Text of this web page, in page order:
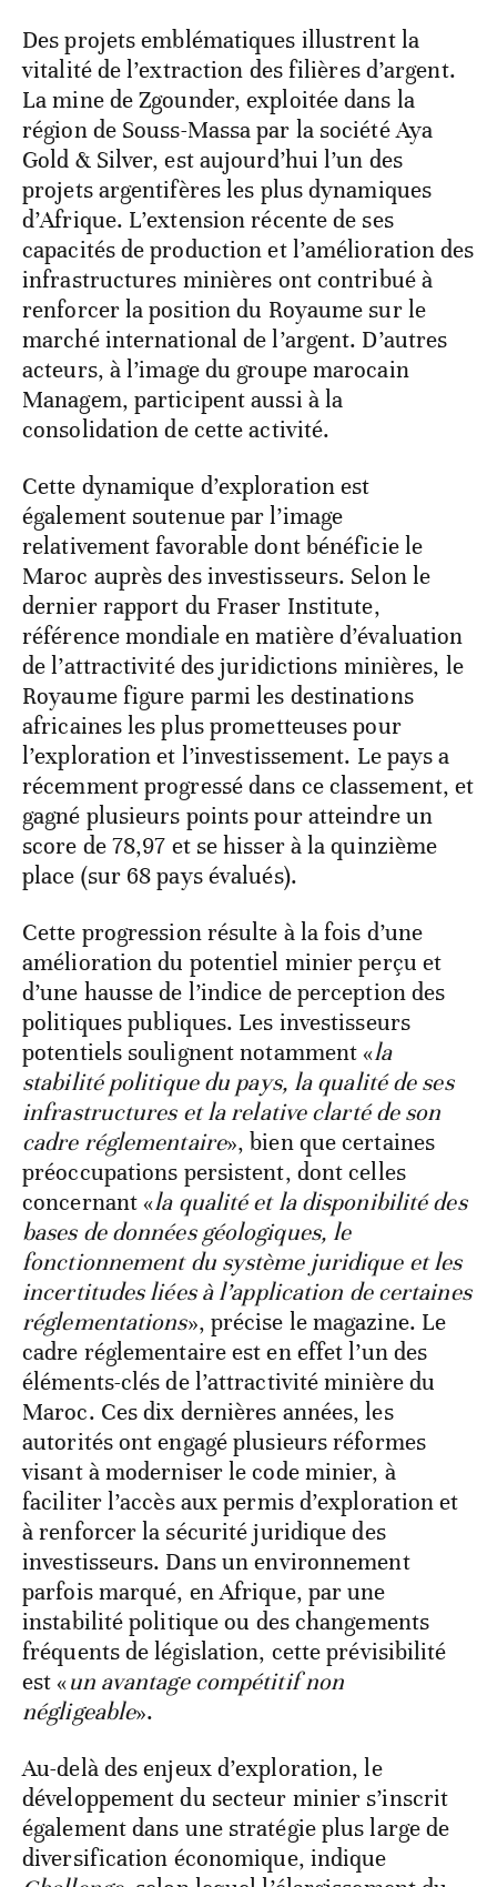
Des projets emblématiques illustrent la
vitalité de l’extraction des filières d’argent.
La mine de Zgounder, exploitée dans la
région de Souss-Massa par la société Aya
Gold & Silver, est aujourd’hui l’un des
projets argentifères les plus dynamiques
d’Afrique. L’extension récente de ses
capacités de production et l’amélioration des
infrastructures minières ont contribué à
renforcer la position du Royaume sur le
marché international de l’argent. D’autres
acteurs, à l’image du groupe marocain
Managem, participent aussi à la
consolidation de cette activité.
Cette dynamique d’exploration est
également soutenue par l’image
relativement favorable dont bénéficie le
Maroc auprès des investisseurs. Selon le
dernier rapport du Fraser Institute,
référence mondiale en matière d’évaluation
de l’attractivité des juridictions minières, le
Royaume figure parmi les destinations
africaines les plus prometteuses pour
l’exploration et l’investissement. Le pays a
récemment progressé dans ce classement, et
gagné plusieurs points pour atteindre un
score de 78,97 et se hisser à la quinzième
place (sur 68 pays évalués).
Cette progression résulte à la fois d’une
amélioration du potentiel minier perçu et
d’une hausse de l’indice de perception des
politiques publiques. Les investisseurs
potentiels soulignent notamment «la
stabilité politique du pays, la qualité de ses
infrastructures et la relative clarté de son
cadre réglementaire», bien que certaines
préoccupations persistent, dont celles
concernant «la qualité et la disponibilité des
bases de données géologiques, le
fonctionnement du système juridique et les
incertitudes liées à l’application de certaines
réglementations», précise le magazine. Le
cadre réglementaire est en effet l’un des
éléments-clés de l’attractivité minière du
Maroc. Ces dix dernières années, les
autorités ont engagé plusieurs réformes
visant à moderniser le code minier, à
faciliter l’accès aux permis d’exploration et
à renforcer la sécurité juridique des
investisseurs. Dans un environnement
parfois marqué, en Afrique, par une
instabilité politique ou des changements
fréquents de législation, cette prévisibilité
est «un avantage compétitif non
négligeable».
Au-delà des enjeux d’exploration, le
développement du secteur minier s’inscrit
également dans une stratégie plus large de
diversification économique, indique